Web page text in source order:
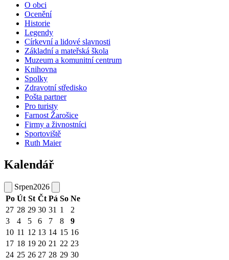
O obci
Ocenění
Historie
Legendy
Církevní a lidové slavnosti
Základní a mateřská škola
Muzeum a komunitní centrum
Knihovna
Spolky
Zdravotní středisko
Pošta partner
Pro turisty
Farnost Žarošice
Firmy a živnostníci
Sportoviště
Ruth Maier
Kalendář
Srpen2026
Po Út St Čt Pá So Ne
27 28 29 30 31 1
2
3
4 5 6 7 8
9
10 11 12 13 14 15 16
17 18 19 20 21 22 23
24 25 26 27 28 29 30